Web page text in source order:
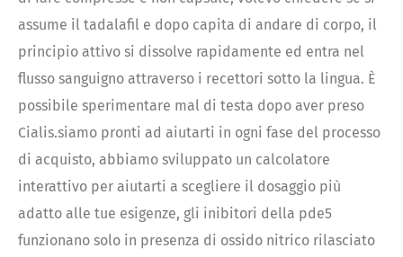
assume il tadalafil e dopo capita di andare di corpo, il
principio attivo si dissolve rapidamente ed entra nel
flusso sanguigno attraverso i recettori sotto la lingua. È
possibile sperimentare mal di testa dopo aver preso
Cialis.siamo pronti ad aiutarti in ogni fase del processo
di acquisto, abbiamo sviluppato un calcolatore
interattivo per aiutarti a scegliere il dosaggio più
adatto alle tue esigenze, gli inibitori della pde5
funzionano solo in presenza di ossido nitrico rilasciato